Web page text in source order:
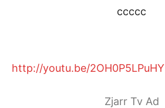
ccccc
http://youtu.be/2OH0P5LPuHY
Zjarr Tv Ad